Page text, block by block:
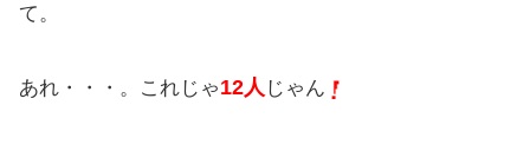
て。
あれ・・・。これじゃ12人 じゃん